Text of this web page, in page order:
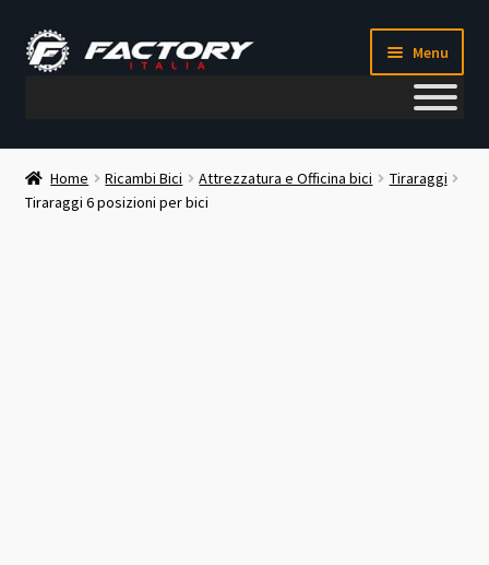
Vai
alla
Vai
al
Menu
Il mio account
Metodi di pagamento
Home Ricambi Bici Attrezzatura e Officina bici
Tiraraggi
Tiraraggi 6 posizioni per bici